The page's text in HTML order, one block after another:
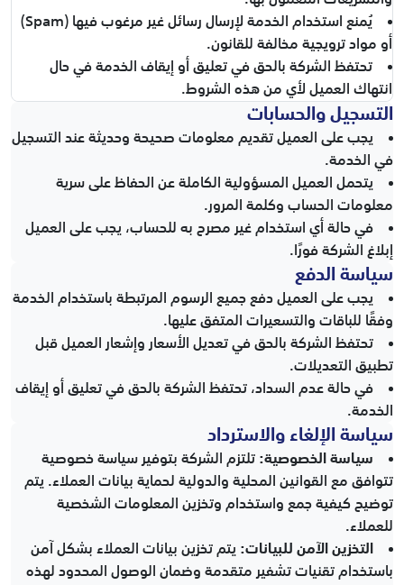
يُمنع استخدام الخدمة لإرسال رسائل غير مرغوب فيها (Spam)
أو مواد ترويجية مخالفة للقانون.
تحتفظ الشركة بالحق في تعليق أو إيقاف الخدمة في حال
انتهاك العميل لأي من هذه الشروط.
التسجيل والحسابات
يجب على العميل تقديم معلومات صحيحة وحديثة عند التسجيل
في الخدمة.
يتحمل العميل المسؤولية الكاملة عن الحفاظ على سرية
معلومات الحساب وكلمة المرور.
في حالة أي استخدام غير مصرح به للحساب، يجب على العميل
إبلاغ الشركة فورًا.
سياسة الدفع
يجب على العميل دفع جميع الرسوم المرتبطة باستخدام الخدمة
وفقًا للباقات والتسعيرات المتفق عليها.
تحتفظ الشركة بالحق في تعديل الأسعار وإشعار العميل قبل
تطبيق التعديلات.
في حالة عدم السداد، تحتفظ الشركة بالحق في تعليق أو إيقاف
الخدمة.
سياسة الإلغاء والاسترداد
سياسة الخصوصية: تلتزم الشركة بتوفير سياسة خصوصية
تتوافق مع القوانين المحلية والدولية لحماية بيانات العملاء. يتم
توضيح كيفية جمع واستخدام وتخزين المعلومات الشخصية
للعملاء.
التخزين الآمن للبيانات: يتم تخزين بيانات العملاء بشكل آمن
باستخدام تقنيات تشفير متقدمة وضمان الوصول المحدود لهذه